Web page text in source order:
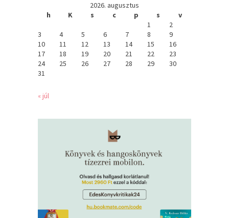
2026. augusztus
h
K s c p s
v
1
2
3
4 5 6 7 8
9
10
11 12 13 14 15
16
17
18 19 20 21 22
23
24
25 26 27 28 29
30
31
« júl